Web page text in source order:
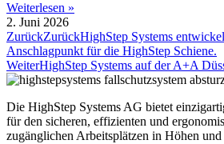
Weiterlesen »
2. Juni 2026
ZurückZurückHighStep Systems
Anschlagpunkt für die HighStep Schiene.
WeiterHighStep Systems auf der A+A
Die HighStep Systems AG bietet
für den sicheren, effizienten und
zugänglichen Arbeitsplätzen in Höhen und